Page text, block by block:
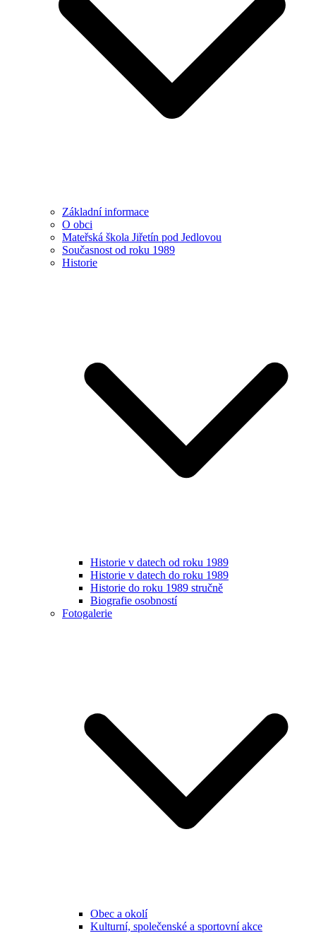
Základní informace
O obci
Mateřská škola Jiřetín pod Jedlovou
Současnost od roku 1989
Historie
Historie v datech od roku 1989
Historie v datech do roku 1989
Historie do roku 1989 stručně
Biografie osobností
Fotogalerie
Obec a okolí
Kulturní, společenské a sportovní akce